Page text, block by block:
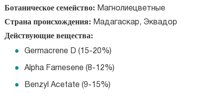
Ботаническое семейство: Магнолиецветные
Страна происхождения: Мадагаскар, Эквадор
Действующие вещества:
Germacrene D (15-20%)
Alpha Farnesene (8-12%)
Benzyl Acetate (9-15%)